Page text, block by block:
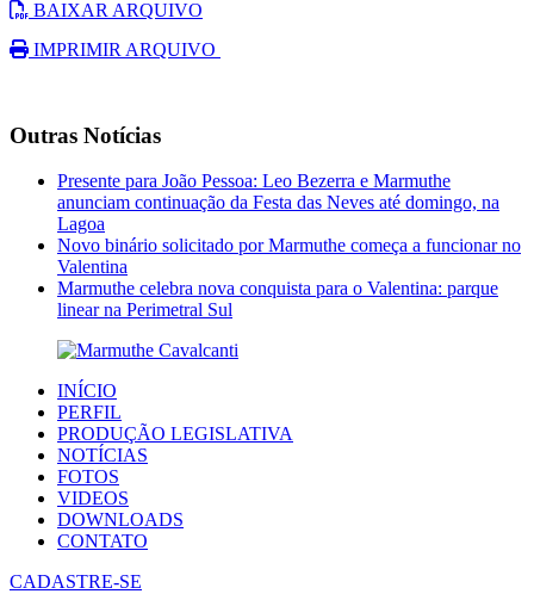
BAIXAR ARQUIVO
IMPRIMIR ARQUIVO
Outras Notícias
Presente para João Pessoa: Leo Bezerra e Marmuthe
anunciam continuação da Festa das Neves até domingo, na
Lagoa
Novo binário solicitado por Marmuthe começa a funcionar no
Valentina
Marmuthe celebra nova conquista para o Valentina: parque
linear na Perimetral Sul
INÍCIO
PERFIL
PRODUÇÃO LEGISLATIVA
NOTÍCIAS
FOTOS
VIDEOS
DOWNLOADS
CONTATO
CADASTRE-SE